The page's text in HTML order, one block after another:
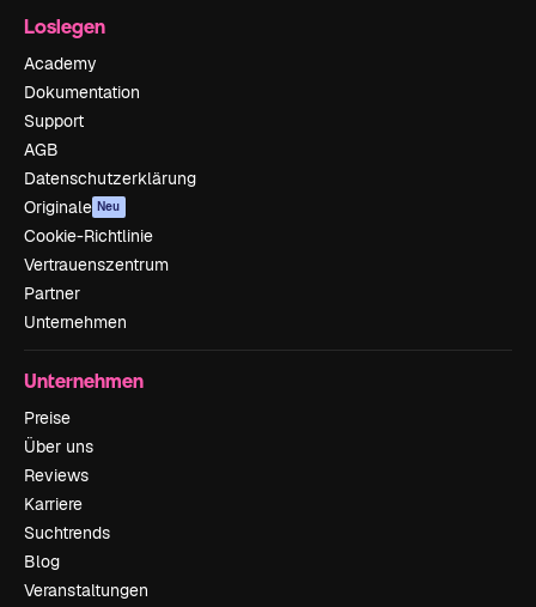
Loslegen
Academy
Dokumentation
Support
AGB
Datenschutzerklärung
Originale Neu
Cookie-Richtlinie
Vertrauenszentrum
Partner
Unternehmen
Unternehmen
Preise
Über uns
Reviews
Karriere
Suchtrends
Blog
Veranstaltungen